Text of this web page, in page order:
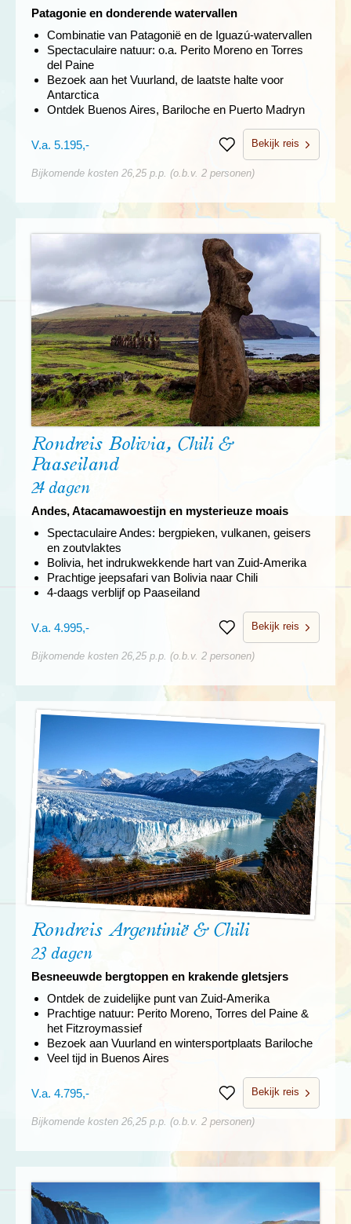
Patagonie en donderende watervallen
Combinatie van Patagonië en de Iguazú-watervallen
Spectaculaire natuur: o.a. Perito Moreno en Torres
del Paine
Bezoek aan het Vuurland, de laatste halte voor
Antarctica
Ontdek Buenos Aires, Bariloche en Puerto Madryn
V.a. 5.195,- BewarenBekijk reis
Bijkomende kosten 26,25 p.p. (o.b.v. 2 personen)
Rondreis Bolivia, Chili &
Paaseiland
24 dagen
Andes, Atacamawoestijn en mysterieuze moais
Spectaculaire Andes: bergpieken, vulkanen, geisers
en zoutvlaktes
Bolivia, het indrukwekkende hart van Zuid-Amerika
Prachtige jeepsafari van Bolivia naar Chili
4-daags verblijf op Paaseiland
V.a. 4.995,- BewarenBekijk reis
Bijkomende kosten 26,25 p.p. (o.b.v. 2 personen)
Rondreis Argentinië & Chili
23 dagen
Besneeuwde bergtoppen en krakende gletsjers
Ontdek de zuidelijke punt van Zuid-Amerika
Prachtige natuur: Perito Moreno, Torres del Paine &
het Fitzroymassief
Bezoek aan Vuurland en wintersportplaats Bariloche
Veel tijd in Buenos Aires
V.a. 4.795,- BewarenBekijk reis
Bijkomende kosten 26,25 p.p. (o.b.v. 2 personen)